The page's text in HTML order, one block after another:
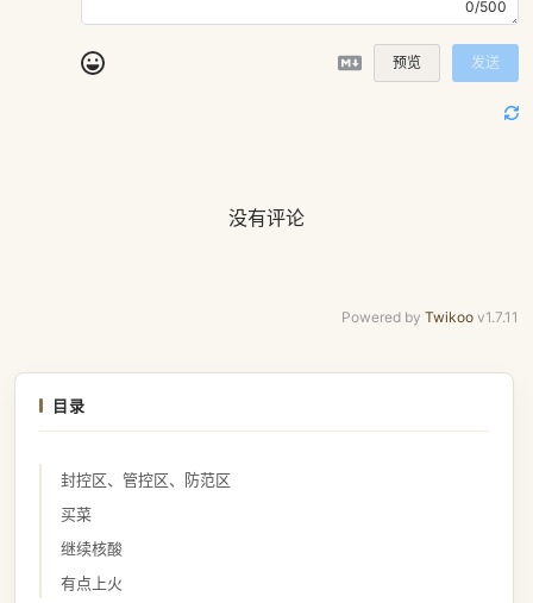
0/500
预览 发送
没有评论
Powered by Twikoo v1.7.11
目录
封控区、管控区、防范区
买菜
继续核酸
有点上火